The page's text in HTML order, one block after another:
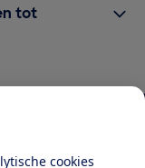
cookies
tot